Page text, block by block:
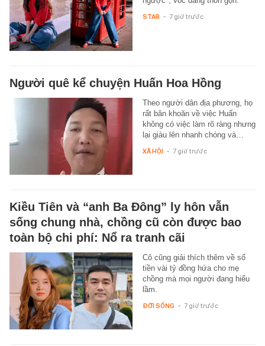
STAR - 7 giờ trước
Người quê kể chuyện Huấn Hoa Hồng
Theo người dân địa phương, họ
rất băn khoăn về việc Huấn
không có việc làm rõ ràng nhưng
lại giàu lên nhanh chóng và…
XÃ HỘI - 7 giờ trước
Kiều Tiên và “anh Ba Đông” ly hôn vẫn
sống chung nhà, chồng cũ còn được bao
toàn bộ chi phí: Nổ ra tranh cãi
Cô cũng giải thích thêm về số
tiền vài tỷ đồng hứa cho mẹ
chồng mà mọi người đang hiểu
lầm.
ĐỜI SỐNG - 7 giờ trước